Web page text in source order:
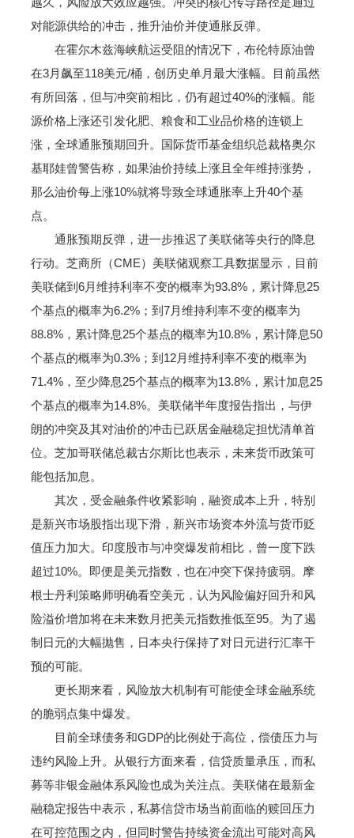
对能源供给的冲击，推升油价并使通胀反弹。
在霍尔木兹海峡航运受阻的情况下，布伦特原油曾
在3月飙至118美元/桶，创历史单月最大涨幅。目前虽然
有所回落，但与冲突前相比，仍有超过40%的涨幅。能
源价格上涨还引发化肥、粮食和工业品价格的连锁上
涨，全球通胀预期回升。国际货币基金组织总裁格奥尔
基耶娃曾警告称，如果油价持续上涨且全年维持涨势，
那么油价每上涨10%就将导致全球通胀率上升40个基
点。
通胀预期反弹，进一步推迟了美联储等央行的降息
行动。芝商所（CME）美联储观察工具数据显示，目前
美联储到6月维持利率不变的概率为93.8%，累计降息25
个基点的概率为6.2%；到7月维持利率不变的概率为
88.8%，累计降息25个基点的概率为10.8%，累计降息50
个基点的概率为0.3%；到12月维持利率不变的概率为
71.4%，至少降息25个基点的概率为13.8%，累计加息25
个基点的概率为14.8%。美联储半年度报告指出，与伊
朗的冲突及其对油价的冲击已跃居金融稳定担忧清单首
位。芝加哥联储总裁古尔斯比也表示，未来货币政策可
能包括加息。
其次，受金融条件收紧影响，融资成本上升，特别
是新兴市场股指出现下滑，新兴市场资本外流与货币贬
值压力加大。印度股市与冲突爆发前相比，曾一度下跌
超过10%。即便是美元指数，也在冲突下保持疲弱。摩
根士丹利策略师明确看空美元，认为风险偏好回升和风
险溢价增加将在未来数月把美元指数推低至95。为了遏
制日元的大幅抛售，日本央行保持了对日元进行汇率干
预的可能。
更长期来看，风险放大机制有可能使全球金融系统
的脆弱点集中爆发。
目前全球债务和GDP的比例处于高位，偿债压力与
违约风险上升。从银行方面来看，信贷质量承压，而私
募等非银金融体系风险也成为关注点。美联储在最新金
融稳定报告中表示，私募信贷市场当前面临的赎回压力
在可控范围之内，但同时警告持续资金流出可能对高风